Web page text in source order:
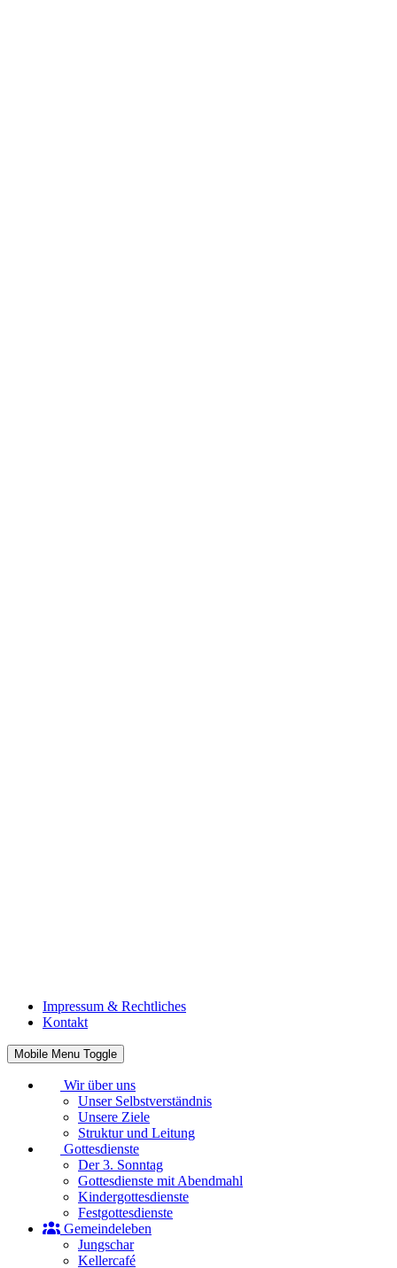
Impressum & Rechtliches
Kontakt
Mobile Menu Toggle
Wir über uns
Unser Selbstverständnis
Unsere Ziele
Struktur und Leitung
Gottesdienste
Der 3. Sonntag
Gottesdienste mit Abendmahl
Kindergottesdienste
Festgottesdienste
Gemeindeleben
Jungschar
Kellercafé